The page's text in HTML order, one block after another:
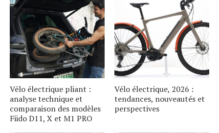
Vélo électrique pliant :
analyse technique et
comparaison des modèles
Fiido D11, X et M1 PRO
Vélo électrique, 2026 :
tendances, nouveautés et
perspectives